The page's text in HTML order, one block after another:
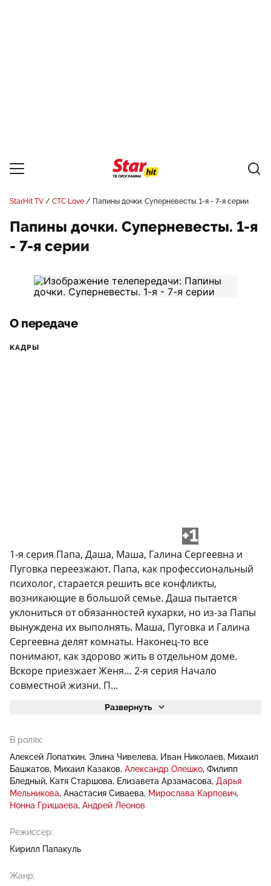
StarHit TV СТС Love Папины дочки. Суперневесты. 1-я - 7-я серии
Папины дочки. Суперневесты. 1-я
- 7-я серии
О передаче
КАДРЫ
+1
1-я серия Папа, Даша, Маша, Галина Сергеевна и
Пуговка переезжают. Папа, как профессиональный
психолог, старается решить все конфликты,
возникающие в большой семье. Даша пытается
уклониться от обязанностей кухарки, но из-за Папы
вынуждена их выполнять. Маша, Пуговка и Галина
Сергеевна делят комнаты. Наконец-то все
понимают, как здорово жить в отдельном доме.
Вскоре приезжает Женя… 2-я серия Начало
совместной жизни. П...
Развернуть
В ролях:
Алексей Лопаткин Элина Чивелева Иван Николаев
Михаил
Башкатов
Михаил Казаков Александр Олешко Филипп
Бледный Катя Старшова Елизавета Арзамасова Дарья
Мельникова Анастасия Сиваева Мирослава Карпович
Нонна Гришаева Андрей Леонов
Режиссер:
Кирилл Папакуль
Жанр: